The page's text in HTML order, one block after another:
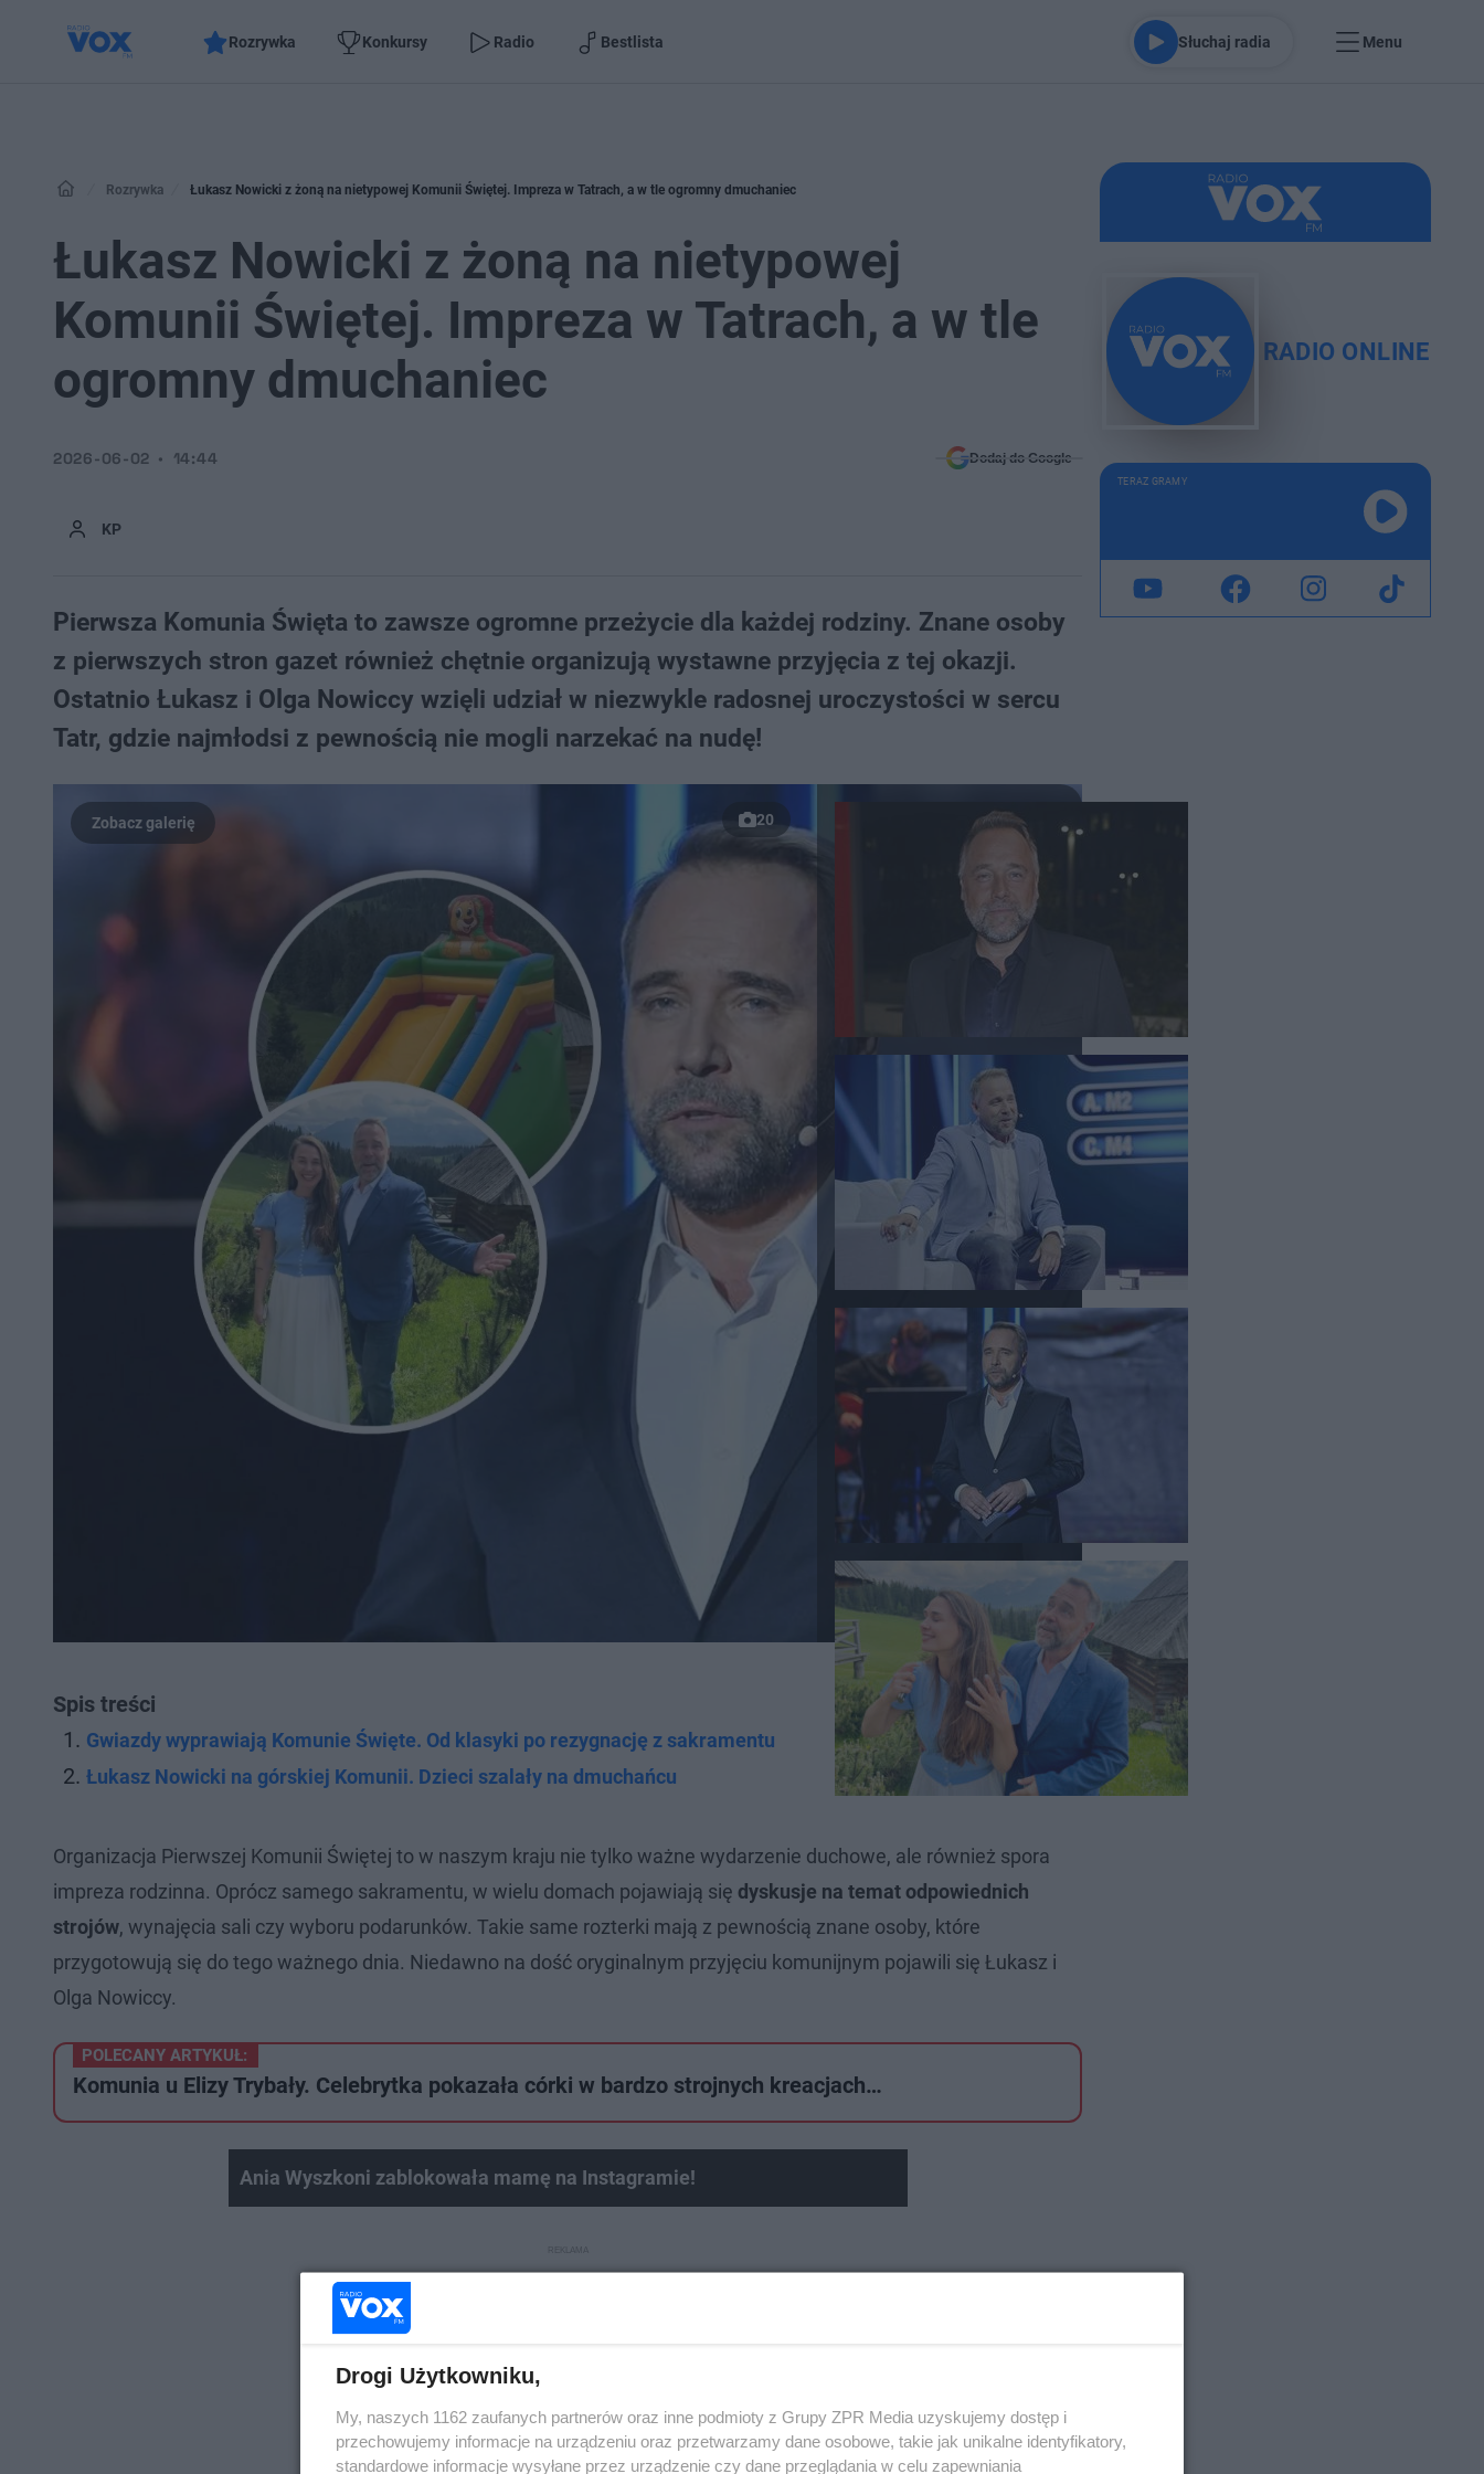
Rozrywka Konkursy Radio Bestlista Słuchaj radia Menu
Rozrywka Łukasz Nowicki z żoną na nietypowej Komunii Świętej. Impreza w Tatrach, a w tle ogromny dmuchaniec
Łukasz Nowicki z żoną na nietypowej
Komunii Świętej. Impreza w Tatrach, a w tle
ogromny dmuchaniec
KP
2026-06-02 14:44 Dodaj do Google
Pierwsza Komunia Święta to zawsze ogromne przeżycie dla każdej rodziny. Znane osoby
z pierwszych stron gazet również chętnie organizują wystawne przyjęcia z tej okazji.
Ostatnio Łukasz i Olga Nowiccy wzięli udział w niezwykle radosnej uroczystości w sercu
Tatr, gdzie najmłodsi z pewnością nie mogli narzekać na nudę!
20
Spis treści
Gwiazdy wyprawiają Komunie Święte. Od klasyki po rezygnację z sakramentu
Łukasz Nowicki na górskiej Komunii. Dzieci szalały na dmuchańcu
Organizacja Pierwszej Komunii Świętej to w naszym kraju nie tylko ważne wydarzenie duchowe, ale również spora
impreza rodzinna. Oprócz samego sakramentu, w wielu domach pojawiają się dyskusje na temat odpowiednich
strojów, wynajęcia sali czy wyboru podarunków. Takie same rozterki mają z pewnością znane osoby, które
przygotowują się do tego ważnego dnia. Niedawno na dość oryginalnym przyjęciu komunijnym pojawili się Łukasz i
Olga Nowiccy.
POLECANY ARTYKUŁ:
Komunia u Elizy Trybały. Celebrytka pokazała córki w bardzo strojnych kreacjach…
Ania Wyszkoni zablokowała mamę na Instagramie!
RADIO ONLINE
TERAZ GRAMY
Drogi Użytkowniku,
My, naszych 1162 zaufanych partnerów oraz inne podmioty z Grupy ZPR Media uzyskujemy dostęp i
przechowujemy informacje na urządzeniu oraz przetwarzamy dane osobowe, takie jak unikalne identyfikatory,
standardowe informacje wysyłane przez urządzenie czy dane przeglądania w celu zapewniania